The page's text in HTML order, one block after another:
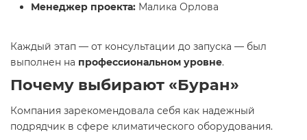
Менеджер проекта: Малика Орлова
Каждый этап — от консультации до запуска — был
выполнен на профессиональном уровне.
Почему выбирают «Буран»
Компания зарекомендовала себя как надежный
подрядчик в сфере климатического оборудования.